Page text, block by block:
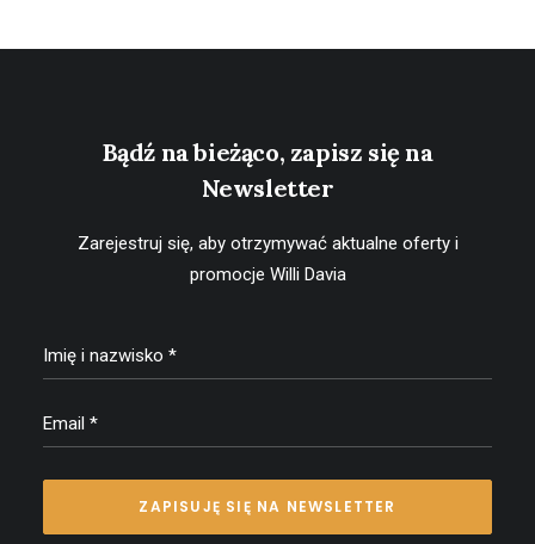
Bądź na bieżąco, zapisz się na
Newsletter
Zarejestruj się, aby otrzymywać aktualne oferty i
promocje Willi Davia